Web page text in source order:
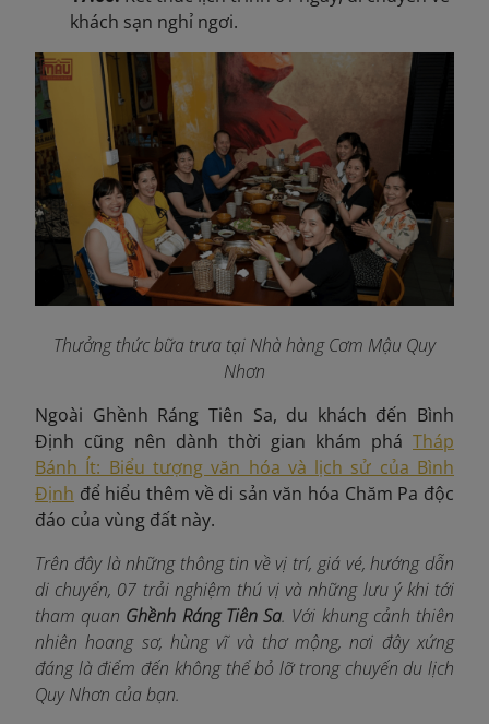
khách sạn nghỉ ngơi.
Thưởng thức bữa trưa tại Nhà hàng Cơm Mậu Quy
Nhơn
Ngoài Ghềnh Ráng Tiên Sa, du khách đến Bình
Định cũng nên dành thời gian khám phá Tháp
Bánh Ít: Biểu tượng văn hóa và lịch sử của Bình
Định để hiểu thêm về di sản văn hóa Chăm Pa độc
đáo của vùng đất này.
Trên đây là những thông tin về vị trí, giá vé, hướng dẫn
di chuyển, 07 trải nghiệm thú vị và những lưu ý khi tới
tham quan Ghềnh Ráng Tiên Sa. Với khung cảnh thiên
nhiên hoang sơ, hùng vĩ và thơ mộng, nơi đây xứng
đáng là điểm đến không thể bỏ lỡ trong chuyến du lịch
Quy Nhơn của bạn.